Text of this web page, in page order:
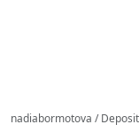
nadiabormotova /